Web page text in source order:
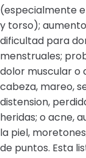
(especialmente
y torso);
dificultad para
menstruales;
dolor muscular o
cabeza, mareo,
distension,
heridas; o acne,
la piel,
de puntos. Esta